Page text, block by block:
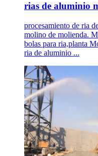
rias de aluminio
procesamiento de ria
molino de molienda.
bolas para ria,planta
ria de aluminio ...